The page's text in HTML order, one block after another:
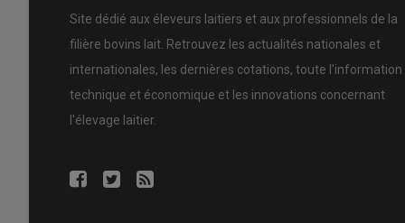
.
(famille des trichothécènes) et
argiles et de levure. Les résultats se sont un peu
Ensilage de maïs 2023: trois
Romain Boudet fait part des résultats à son vétérinaire.
Site dédié aux éleveurs laitiers et aux professionnels de la
filière bovins lait. Retrouvez les actualités nationales et
internationales, les dernières cotations, toute l'information
technique et économique et les innovations concernant
l'élevage laitier.